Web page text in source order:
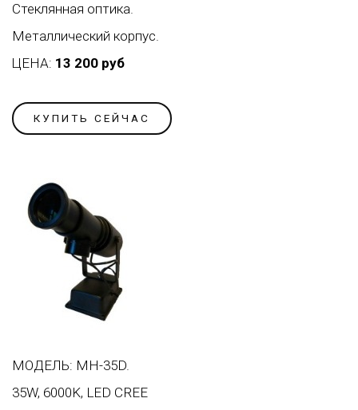
Стеклянная оптика.
Металлический корпус.
ЦЕНА: 13 200 руб
КУПИТЬ СЕЙЧАС
МОДЕЛЬ: MH-35D.
35W, 6000K, LED CREE